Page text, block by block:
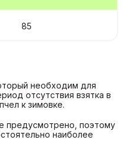
85
необходим для
отсутствия взятка в
к зимовке.
предусмотрено, поэтому
наиболее